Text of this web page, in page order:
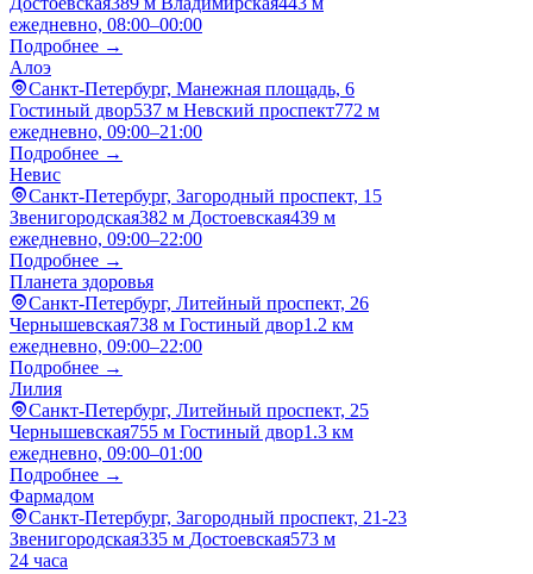
ежедневно, 08:00–00:00
Подробнее →
Алоэ
Санкт-Петербург, Манежная площадь, 6
Гостиный двор537 м Невский проспект772 м
ежедневно, 09:00–21:00
Подробнее →
Невис
Санкт-Петербург, Загородный проспект, 15
Звенигородская382 м Достоевская439 м
ежедневно, 09:00–22:00
Подробнее →
Планета здоровья
Санкт-Петербург, Литейный проспект, 26
Чернышевская738 м Гостиный двор1.2 км
ежедневно, 09:00–22:00
Подробнее →
Лилия
Санкт-Петербург, Литейный проспект, 25
Чернышевская755 м Гостиный двор1.3 км
ежедневно, 09:00–01:00
Подробнее →
Фармадом
Санкт-Петербург, Загородный проспект, 21-23
Звенигородская335 м Достоевская573 м
24 часа